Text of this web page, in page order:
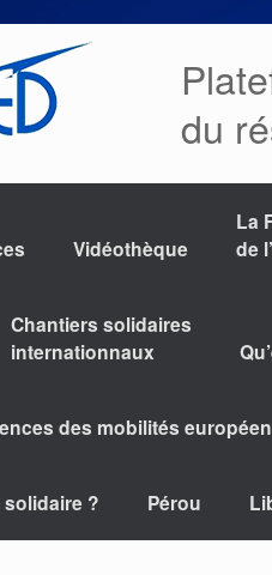
du
Vidéothèque
La
de
Chantiers solidaires
internationnaux
des mobilités
solidaire ? Pérou